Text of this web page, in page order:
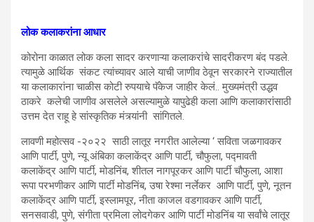
लोक कलाकरांना आधार
कोरोना काळात लोक कला सादर करणाऱ्या कलाकरांचे सादरीकरण बंद पडले.
त्यामुळे आर्थिक संकट त्यांच्यावर आले याची जाणीव ठेवून सरकारने राज्यातील
या कलाकारांना चाळीस कोटी रुपयाचे पॅकेज जाहीर केलं.. मुख्यमंत्री उद्धव
ठाकरे कलेची जाणीव असलेले असल्यामुळे यापुढेही कला आणि कलाकारांसाठी
उत्तम देत राहू हे सांस्कृतिक मंत्र्यांनी सांगितले.
लावणी महोत्सव -२०२२ साठी लातूर नगरीत आलेल्या ‘ सविता जळगावकर
आणि पार्टी, पुणे, न्यू अंबिका कलाकेंद्र आणि पार्टी, चौफुला, पद्मावती
कलाकेंद्र आणि पार्टी, मोडनिंब, शीतल नागपूरकर आणि पार्टी चौफुला, आशा
रूपा परभणीकर आणि पार्टी मोडनिंब, उषा रेश्मा नर्लेकर आणि पार्टी, पुणे, नूतन
कलाकेंद्र आणि पार्टी, इस्लामपूर, नीता काजल वडगावकर आणि पार्टी,
सनसवाडी, पुणे, संगीता प्रमिला लोदगेकर आणि पार्टी मोडनिंब या सर्वांचे लातूर